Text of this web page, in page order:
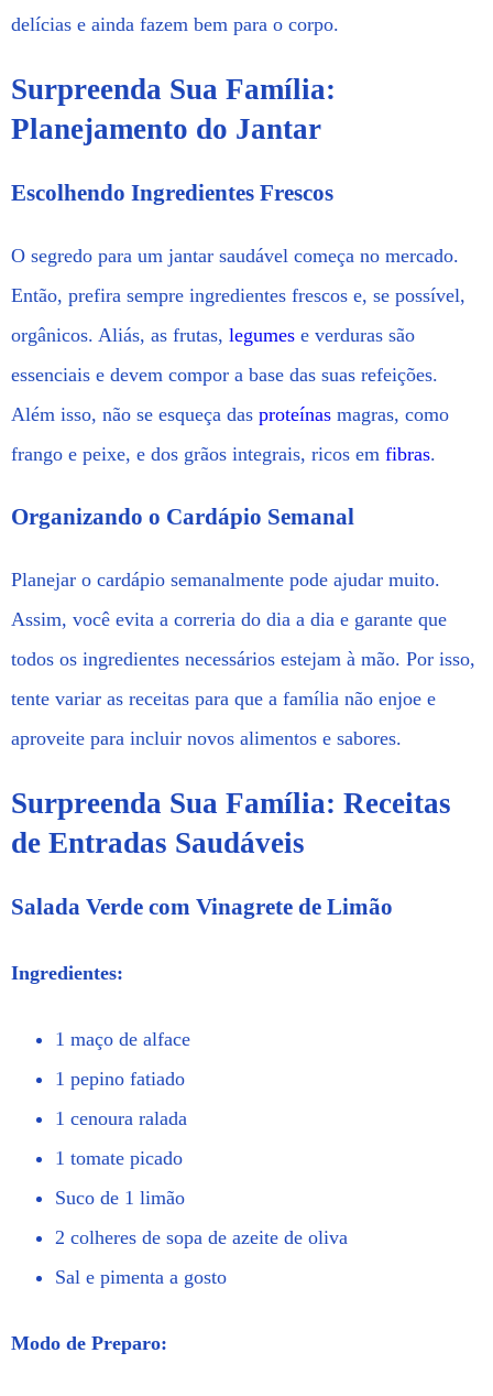
delícias e ainda fazem bem para o corpo.
Surpreenda Sua Família:
Planejamento do Jantar
Escolhendo Ingredientes Frescos
O segredo para um jantar saudável começa no mercado.
Então, prefira sempre ingredientes frescos e, se possível,
orgânicos. Aliás, as frutas, legumes e verduras são
essenciais e devem compor a base das suas refeições.
Além isso, não se esqueça das proteínas magras, como
frango e peixe, e dos grãos integrais, ricos em fibras.
Organizando o Cardápio Semanal
Planejar o cardápio semanalmente pode ajudar muito.
Assim, você evita a correria do dia a dia e garante que
todos os ingredientes necessários estejam à mão. Por isso,
tente variar as receitas para que a família não enjoe e
aproveite para incluir novos alimentos e sabores.
Surpreenda Sua Família: Receitas
de Entradas Saudáveis
Salada Verde com Vinagrete de Limão
Ingredientes:
1 maço de alface
1 pepino fatiado
1 cenoura ralada
1 tomate picado
Suco de 1 limão
2 colheres de sopa de azeite de oliva
Sal e pimenta a gosto
Modo de Preparo: